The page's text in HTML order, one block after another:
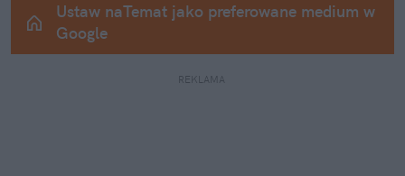
Ustaw naTemat jako preferowane medium w
Google
REKLAMA